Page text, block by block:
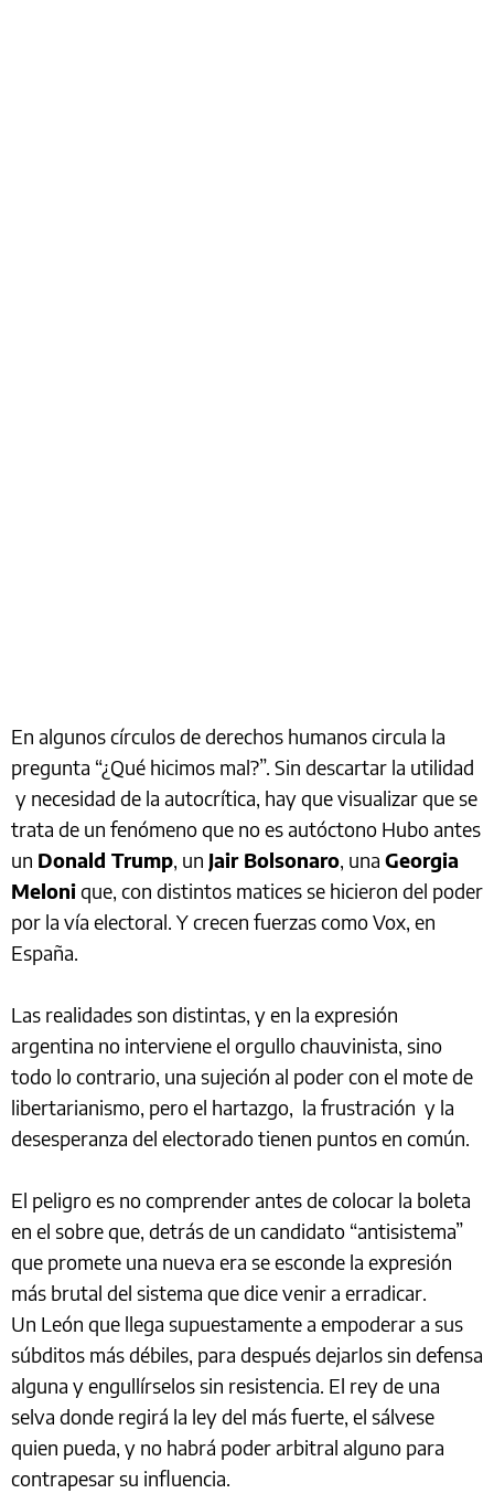
En algunos círculos de derechos humanos circula la
pregunta “¿Qué hicimos mal?”. Sin descartar la utilidad
y necesidad de la autocrítica, hay que visualizar que se
trata de un fenómeno que no es autóctono Hubo antes
un Donald Trump, un Jair Bolsonaro, una Georgia
Melonique, con distintos matices se hicieron del poder
por la vía electoral. Y crecen fuerzas como Vox, en
España.
Las realidades son distintas, y en la expresión
argentina no interviene el orgullo chauvinista, sino
todo lo contrario, una sujeción al poder con el mote de
libertarianismo, pero el hartazgo, la frustración y la
desesperanza del electorado tienen puntos en común.
El peligro es no comprender antes de colocar la boleta
en el sobre que, detrás de un candidato “antisistema”
que promete una nueva era se esconde la expresión
más brutal del sistema que dice venir a erradicar.
Un León que llega supuestamente a empoderar a sus
súbditos más débiles, para después dejarlos sin defensa
alguna y engullírselos sin resistencia. El rey de una
selva donde regirá la ley del más fuerte, el sálvese
quien pueda, y no habrá poder arbitral alguno para
contrapesar su influencia.